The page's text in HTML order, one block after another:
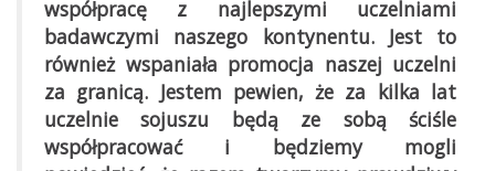
współpracę z najlepszymi uczelniami
badawczymi naszego kontynentu. Jest to
również wspaniała promocja naszej uczelni
za granicą. Jestem pewien, że za kilka lat
uczelnie sojuszu będą ze sobą ściśle
współpracować i będziemy mogli